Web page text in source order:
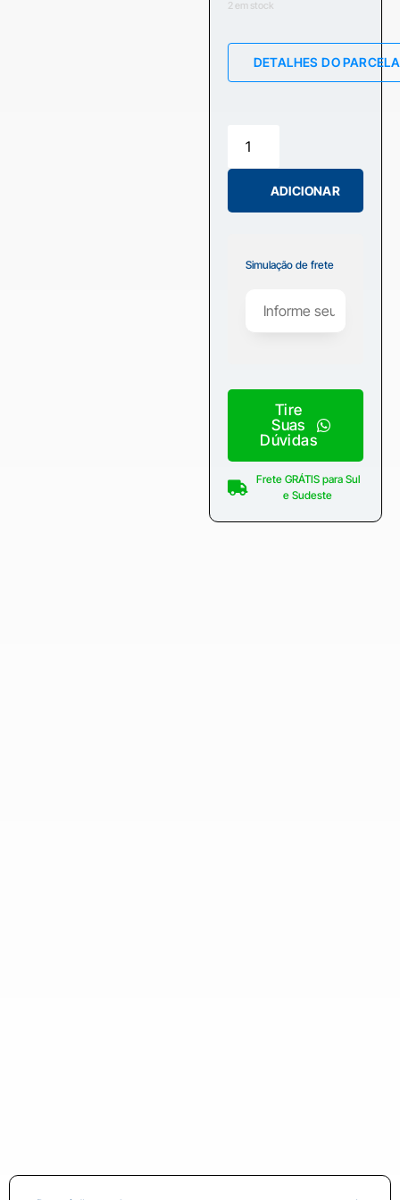
2 em stock
DETALHES DO
ADICIONAR
Simulação de frete
Tire
Suas
Dúvidas
Frete GRÁTIS para Sul
e Sudeste